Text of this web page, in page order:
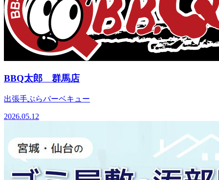
BBQ太郎 群馬店
出張手ぶらバーベキュー
2026.05.12